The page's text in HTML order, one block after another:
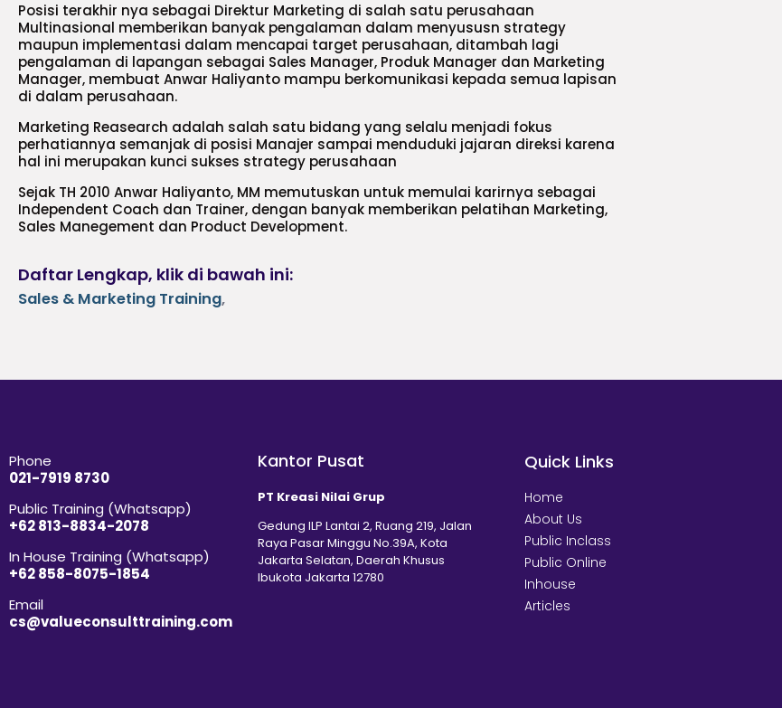
Posisi terakhir nya sebagai Direktur Marketing di salah satu perusahaan
Multinasional memberikan banyak pengalaman dalam menyususn strategy
maupun implementasi dalam mencapai target perusahaan, ditambah lagi
pengalaman di lapangan sebagai Sales Manager, Produk Manager dan Marketing
Manager, membuat Anwar Haliyanto mampu berkomunikasi kepada semua lapisan
di dalam perusahaan.
Marketing Reasearch adalah salah satu bidang yang selalu menjadi fokus
perhatiannya semanjak di posisi Manajer sampai menduduki jajaran direksi karena
hal ini merupakan kunci sukses strategy perusahaan
Sejak TH 2010 Anwar Haliyanto, MM memutuskan untuk memulai karirnya sebagai
Independent Coach dan Trainer, dengan banyak memberikan pelatihan Marketing,
Sales Manegement dan Product Development.
Daftar Lengkap, klik di bawah ini:
Sales & Marketing Training,
Phone
021-7919 8730
Public Training (Whatsapp)
+62 813-8834-2078
In House Training (Whatsapp)
+62 858-8075-1854
Email
cs@valueconsulttraining.com
Kantor Pusat
PT Kreasi Nilai Grup
Gedung ILP Lantai 2, Ruang 219, Jalan
Raya Pasar Minggu No.39A, Kota
Jakarta Selatan, Daerah Khusus
Ibukota Jakarta 12780
Quick Links
Home
About Us
Public Inclass
Public Online
Inhouse
Articles